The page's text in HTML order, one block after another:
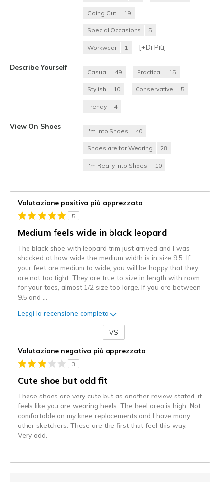
Going Out 19
Special Occasions 5
Workwear 1 [+Di Più]
Describe Yourself
Casual 49 Practical 15
Stylish 10 Conservative 5
Trendy 4
View On Shoes
I'm Into Shoes 40
Shoes are for Wearing 28
I'm Really Into Shoes 10
Valutazione positiva più apprezzata
5
Medium feels wide in black leopard
The black shoe with leopard trim just arrived and I was
shocked at how wide the medium width is in size 9.5. If
your feet are medium to wide, you will be happy that they
are not too tight. They are true to size in length with room
for your toes, almost 1/2 size too large. If you are between
9.5 and
Leggi la recensione completa
VS
Valutazione negativa più apprezzata
3
Cute shoe but odd fit
These shoes are very cute but as another review stated, it
feels like you are wearing heels. The heel area is high. Not
comfortable on my knee replacements and I have many
other sketchers. These are the first that feel this way.
Very odd.